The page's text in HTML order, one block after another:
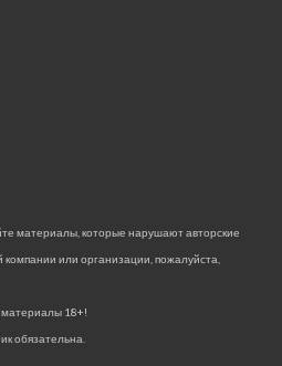
материалы, которые нарушают авторские
или организации, пожалуйста,
материалы 18+!
обязательна.